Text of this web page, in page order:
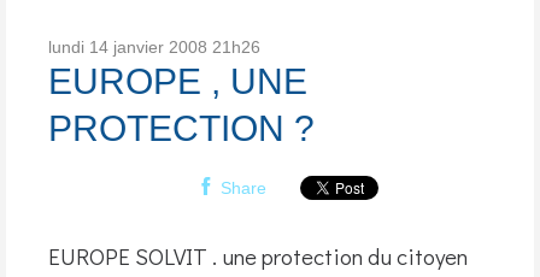
lundi 14 janvier 2008 21h26
EUROPE , UNE
PROTECTION ?
Share
EUROPE SOLVIT . une protection du citoyen